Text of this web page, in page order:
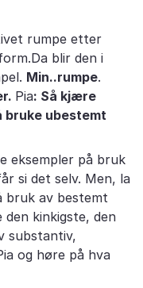
rumpe etter
blir den i
Min..rumpe.
Pia: Så kjære
bruke ubestemt
eksempler på bruk
si det selv. Men, la
bruk av bestemt
kinkigste, den
substantiv,
og høre på hva